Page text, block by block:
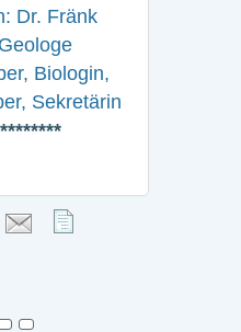
Dr. Fränk
Biologin,
Sekretärin